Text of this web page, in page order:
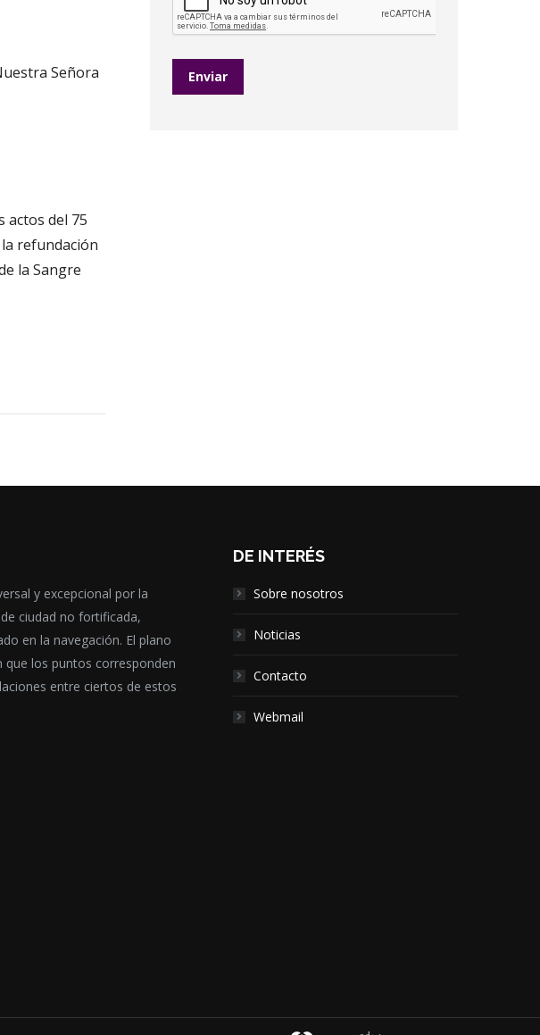
Señora
actos del 75
refundación
la Sangre
y excepcional por la
ciudad no fortificada,
en la navegación. El plano
que los puntos corresponden
entre ciertos de estos
DE INTERÉS
Sobre nosotros
Noticias
Contacto
Webmail